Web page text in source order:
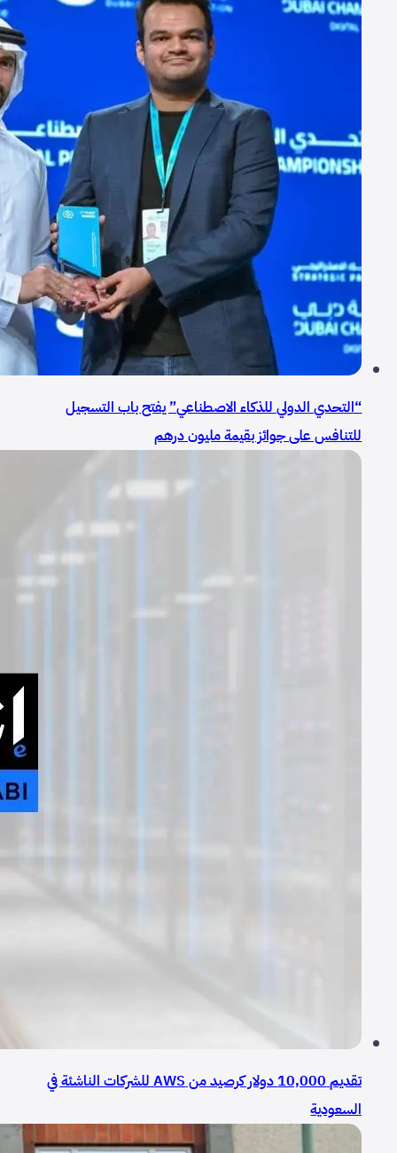
“التحدي الدولي للذكاء الاصطناعي” يفتح باب التسجيل
للتنافس على جوائز بقيمة مليون درهم
تقديم 10,000 دولار كرصيد من AWS للشركات الناشئة في
السعودية